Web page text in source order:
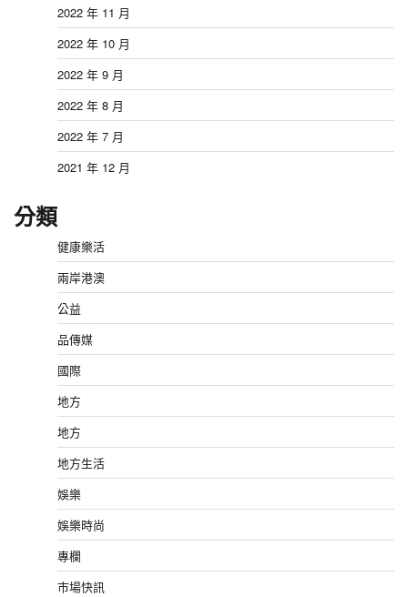
2022 年 11 月
2022 年 10 月
2022 年 9 月
2022 年 8 月
2022 年 7 月
2021 年 12 月
分類
健康樂活
兩岸港澳
公益
品傳媒
國際
地方
地方
地方生活
娛樂
娛樂時尚
專欄
市場快訊